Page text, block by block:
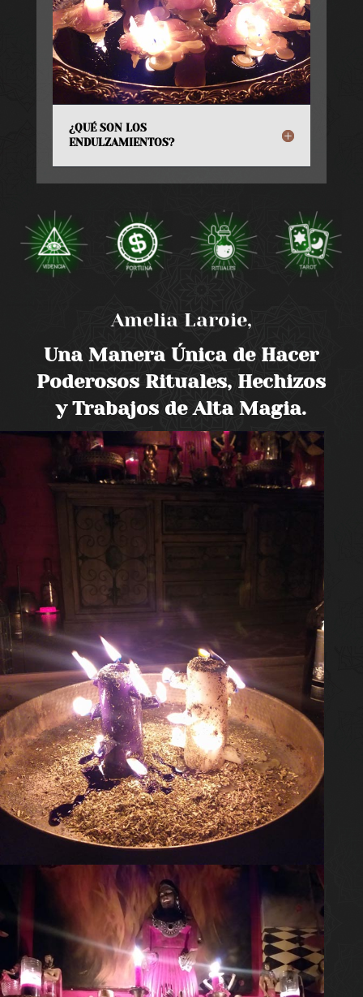
¿QUÉ SON LOS
ENDULZAMIENTOS?
Amelia Laroie,
Una Manera Única de Hacer
Poderosos Rituales, Hechizos
y Trabajos de Alta Magia.